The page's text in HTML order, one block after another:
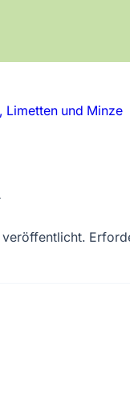
Limetten und Minze
veröffentlicht.